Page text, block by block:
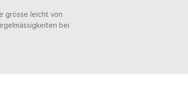
grösse leicht von
bei